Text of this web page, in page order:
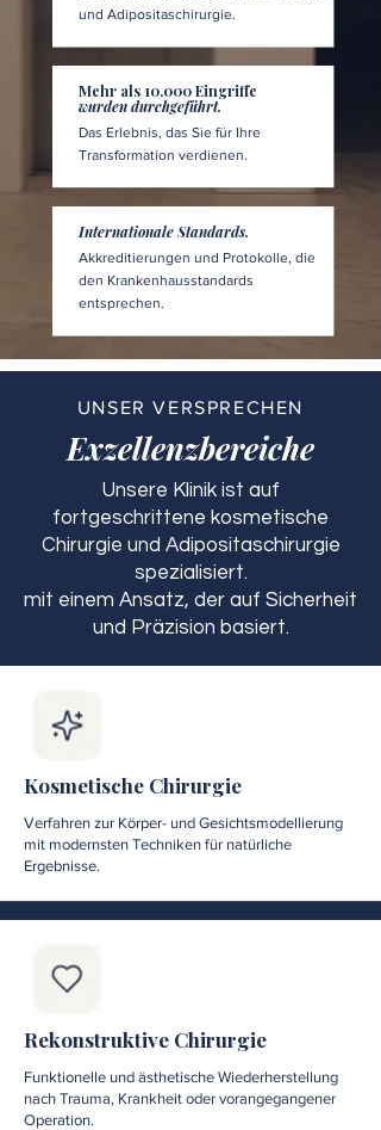
und Adipositaschirurgie.
Mehr als 10.000 Eingriffe
wurden durchgeführt.
Das Erlebnis, das Sie für Ihre
Transformation verdienen.
Internationale Standards.
Akkreditierungen und Protokolle, die
den Krankenhausstandards
entsprechen.
UNSER VERSPRECHEN
Exzellenzbereiche
Unsere Klinik ist auf
fortgeschrittene kosmetische
Chirurgie und Adipositaschirurgie
spezialisiert.
mit einem Ansatz, der auf Sicherheit
und Präzision basiert.
Kosmetische Chirurgie
Verfahren zur Körper- und Gesichtsmodellierung
mit modernsten Techniken für natürliche
Ergebnisse.
Rekonstruktive Chirurgie
Funktionelle und ästhetische Wiederherstellung
nach Trauma, Krankheit oder vorangegangener
Operation.